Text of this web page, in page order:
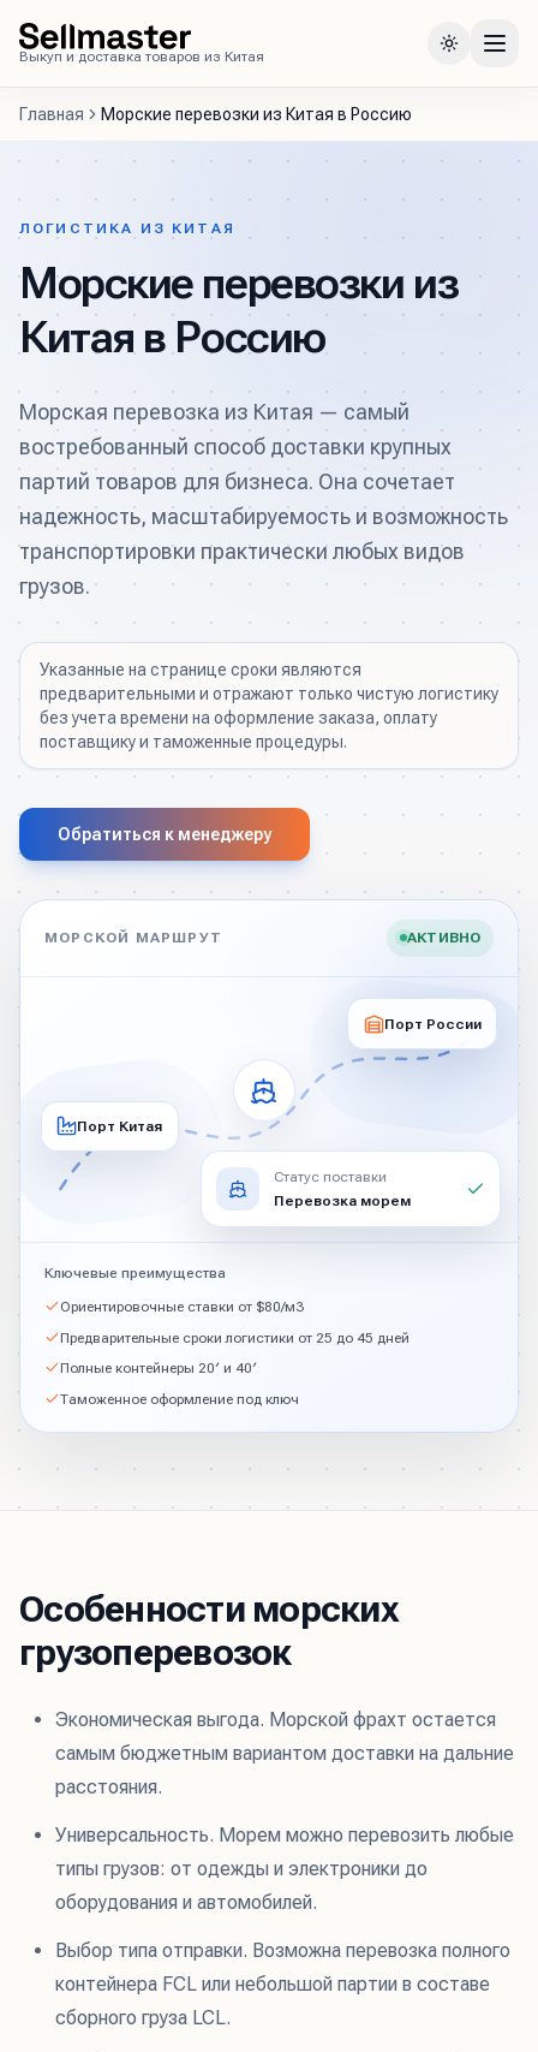
Выкуп и доставка товаров из Китая
Автодоставка
Доставка сборных из Китая
Железнодорожные перевозки
Контейнерные перевозки
Морские перевозки
Таобао
Доставка для маркетплейсов
Поиск поставщиков
Проверка поставщика
Аутсорсинг ВЭД
Калькулятор
О компании
Как мы работаем
Рассчитать доставку
Главная Морские перевозки из Китая в Россию
ЛОГИСТИКА ИЗ КИТАЯ
Морские перевозки из
Китая в Россию
Морская перевозка из Китая — самый
востребованный способ доставки крупных
партий товаров для бизнеса. Она сочетает
надежность, масштабируемость и возможность
транспортировки практически любых видов
грузов.
Указанные на странице сроки являются
предварительными и отражают только чистую логистику
без учета времени на оформление заказа, оплату
поставщику и таможенные процедуры.
Обратиться к менеджеру
МОРСКОЙ МАРШРУТ АКТИВНО
Порт Китая
Порт России
Статус поставки
Перевозка морем
Ключевые преимущества
Ориентировочные ставки от $80/м3
Предварительные сроки логистики от 25 до 45 дней
Полные контейнеры 20′ и 40′
Таможенное оформление под ключ
Особенности морских
грузоперевозок
Экономическая выгода. Морской фрахт остается
самым бюджетным вариантом доставки на дальние
расстояния.
Универсальность. Морем можно перевозить любые
типы грузов: от одежды и электроники до
оборудования и автомобилей.
Выбор типа отправки. Возможна перевозка полного
контейнера FCL или небольшой партии в составе
сборного груза LCL.